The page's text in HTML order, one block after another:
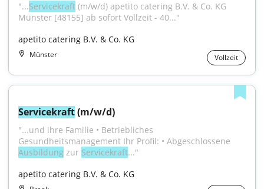
"...Servicekraft (m/w/d) apetito catering B.V. & Co. KG
Münster [48155] ab sofort Vollzeit - 40..."
apetito catering B.V. & Co. KG
Münster Vollzeit
Servicekraft (m/w/d)
"...und ihre Familie • Betriebliches
Ausbildung zur Servicekraft..."
apetito catering B.V. & Co. KG